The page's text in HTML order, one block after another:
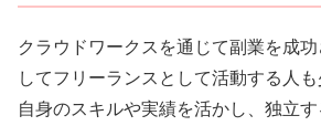
クラウドワークスを通じて副業を成
してフリーランスとして活動する人も
自身のスキルや実績を活かし、独立す